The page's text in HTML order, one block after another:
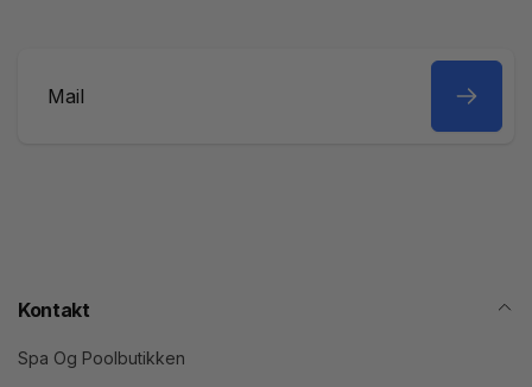
Kontakt
Spa Og Poolbutikken